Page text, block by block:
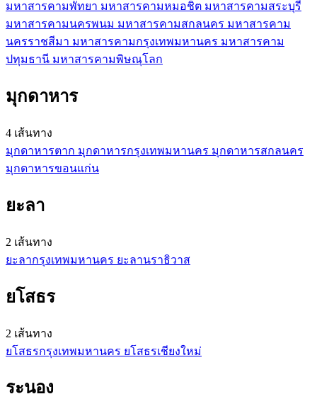
มหาสารคามพัทยา มหาสารคามหมอชิต มหาสารคามสระบุรี
มหาสารคามนครพนม มหาสารคามสกลนคร มหาสารคาม
นครราชสีมา มหาสารคามกรุงเทพมหานคร มหาสารคาม
ปทุมธานี มหาสารคามพิษณุโลก
มุกดาหาร
4 เส้นทาง
มุกดาหารตาก มุกดาหารกรุงเทพมหานคร มุกดาหารสกลนคร
มุกดาหารขอนแก่น
ยะลา
2 เส้นทาง
ยะลากรุงเทพมหานคร ยะลานราธิวาส
ยโสธร
2 เส้นทาง
ยโสธรกรุงเทพมหานคร ยโสธรเชียงใหม่
ระนอง